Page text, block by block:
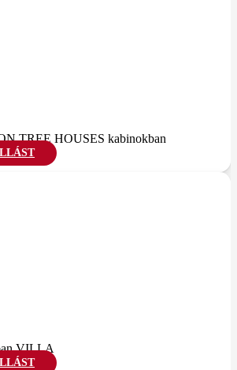
TREE HOUSES kabinokban
VILLA